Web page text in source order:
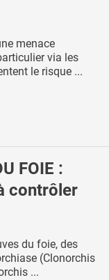
menace
via les
le risque ...
FOIE :
contrôler
du foie, des
(Clonorchis
...